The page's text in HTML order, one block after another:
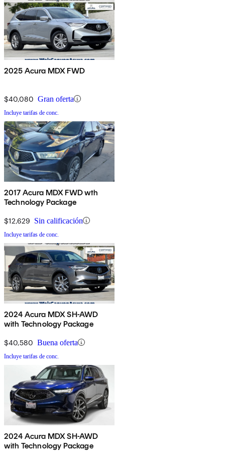
2025 Acura MDX FWD
$40,080 Gran oferta
Incluye tarifas de conc.
2017 Acura MDX FWD wth
Technology Package
$12,629 Sin calificación
Incluye tarifas de conc.
2024 Acura MDX SH-AWD
with Technology Package
$40,580 Buena oferta
Incluye tarifas de conc.
2024 Acura MDX SH-AWD
with Technology Package